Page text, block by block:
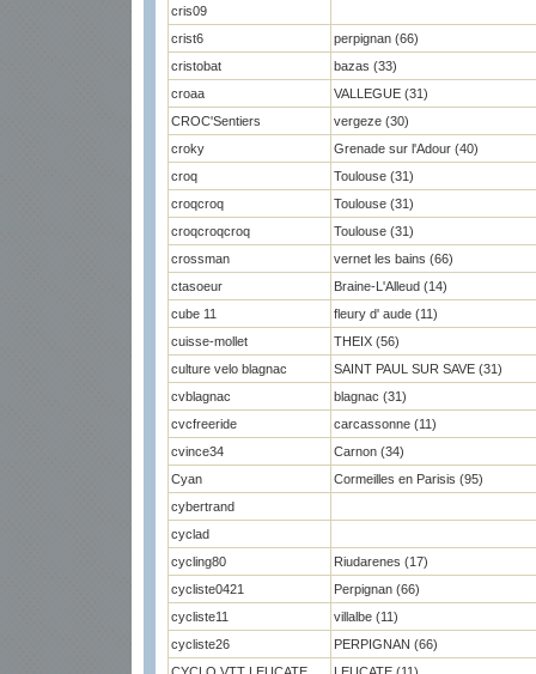
cris09
crist6
perpignan (66)
cristobat
bazas (33)
croaa
VALLEGUE (31)
CROC'Sentiers
vergeze (30)
croky
Grenade sur l'Adour (40)
croq
Toulouse (31)
croqcroq
Toulouse (31)
croqcroqcroq
Toulouse (31)
crossman
vernet les bains (66)
ctasoeur
Braine-L'Alleud (14)
cube 11
fleury d' aude (11)
cuisse-mollet
THEIX (56)
culture velo blagnac
SAINT PAUL SUR SAVE (31)
cvblagnac
blagnac (31)
cvcfreeride
carcassonne (11)
cvince34
Carnon (34)
Cyan
Cormeilles en Parisis (95)
cybertrand
cyclad
cycling80
Riudarenes (17)
cycliste0421
Perpignan (66)
cycliste11
villalbe (11)
cycliste26
PERPIGNAN (66)